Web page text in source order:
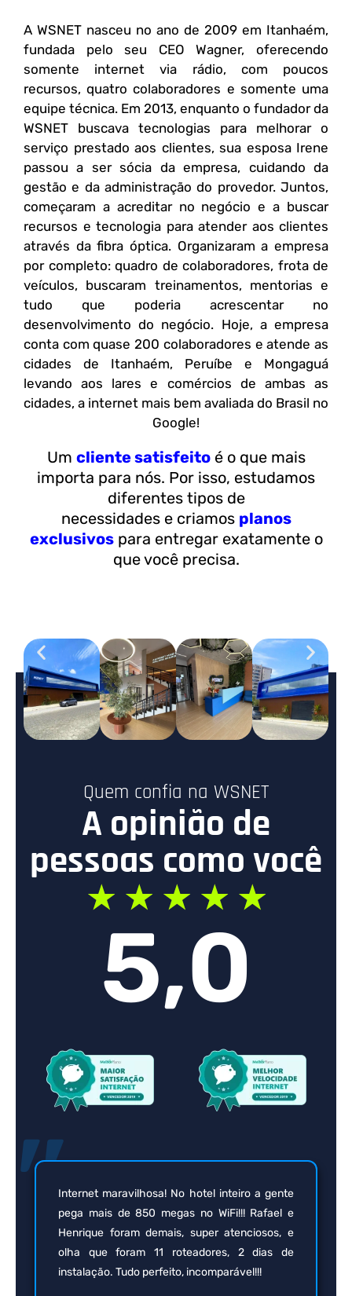
A WSNET nasceu no ano de 2009 em Itanhaém,
fundada pelo seu CEO Wagner, oferecendo
somente internet via rádio, com poucos
recursos, quatro colaboradores e somente uma
equipe técnica. Em 2013, enquanto o fundador da
WSNET buscava tecnologias para melhorar o
serviço prestado aos clientes, sua esposa Irene
passou a ser sócia da empresa, cuidando da
gestão e da administração do provedor. Juntos,
começaram a acreditar no negócio e a buscar
recursos e tecnologia para atender aos clientes
através da fibra óptica. Organizaram a empresa
por completo: quadro de colaboradores, frota de
veículos, buscaram treinamentos, mentorias e
tudo que poderia acrescentar no
desenvolvimento do negócio. Hoje, a empresa
conta com quase 200 colaboradores e atende as
cidades de Itanhaém, Peruíbe e Mongaguá
levando aos lares e comércios de ambas as
cidades, a internet mais bem avaliada do Brasil no
Google!
Um cliente satisfeitoé o que mais
importa para nós. Por isso, estudamos
diferentes tipos de
necessidades e criamos planos
exclusivospara entregar exatamente o
que você precisa.
Quem confia na WSNET
A opinião de
pessoas como você
☆ ☆ ☆ ☆ ☆
5,0
Internet maravilhosa! No hotel inteiro a gente
pega mais de 850 megas no WiFi!!! Rafael e
Henrique foram demais, super atenciosos, e
olha que foram 11 roteadores, 2 dias de
instalação. Tudo perfeito, incomparável!!!